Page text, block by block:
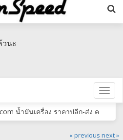
วนะ
น้ำมันเครื่อง ราคาปลีก-ส่ง ค
« previous next »